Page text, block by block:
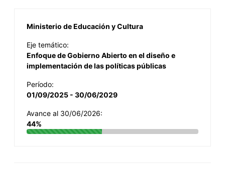
Ministerio de Educación y Cultura
Eje temático:
Enfoque de Gobierno Abierto en el diseño e
implementación de las políticas públicas
Período:
01/09/2025 - 30/06/2029
Avance al 30/06/2026:
44%